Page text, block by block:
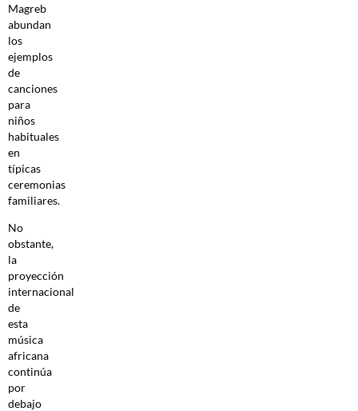
Magreb
abundan
los
ejemplos
de
canciones
para
niños
habituales
en
típicas
ceremonias
familiares.
No
obstante,
la
proyección
internacional
de
esta
música
africana
continúa
por
debajo